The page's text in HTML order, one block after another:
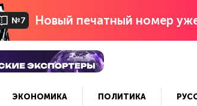
№7 Новый печатный номер
ЭКОНОМИКА ПОЛИТИКА